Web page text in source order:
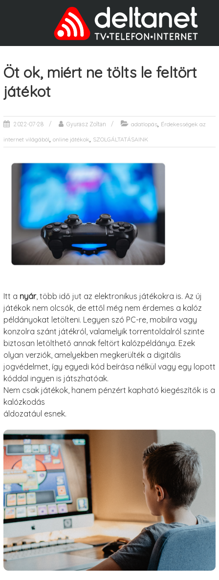
Öt ok, miért ne tölts le feltört
játékot
2022-07-28 Gyurasz Zoltan adatlopás, Érdekességek az
internet világából, online játékok, SZOLGÁLTATÁSAINK
Itt a nyár, több idő jut az elektronikus játékokra is. Az új
játékok nem olcsók, de ettől még nem érdemes a kalóz
példányokat letölteni. Legyen szó PC-re, mobilra vagy
konzolra szánt játékról, valamelyik torrentoldalról szinte
biztosan letölthető annak feltört kalózpéldánya. Ezek
olyan verziók, amelyekben megkerülték a digitális
jogvédelmet, így egyedi kód beírása nélkül vagy egy lopott
kóddal ingyen is játszhatóak.
Nem csak játékok, hanem pénzért kapható kiegészítők is a
kalózkodás
áldozatául esnek.